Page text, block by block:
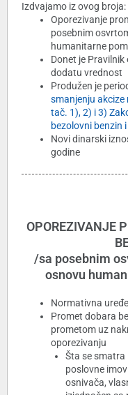
Izdvajamo iz ovog broja:
Oporezivanje
posebnim
humanitarne
Donet je
dodatu vrednost
Produžen je
smanjenju akcize
tač. 1), 2) i 3)
bezolovni benzin
Novi dinarski
godine
OPOREZIVANJE
/sa posebnim
osnovu
Normativna
Promet dobara
prometom uz
oporezivanju
Šta se smatra
poslovne
osnivača,